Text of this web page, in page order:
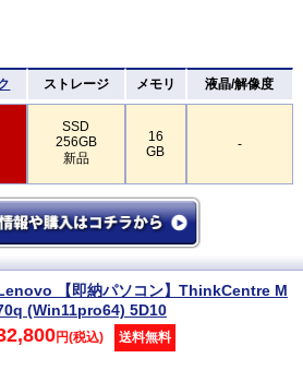
ストレージ メモリ 液晶/解像度
SSD
256GB
新品
16
GB
-
【即納パソコン】ThinkCentre M
(Win11pro64) 5D10
円(税込) 送料無料